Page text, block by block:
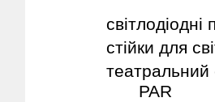
світлодіодні
стійки для
театральний
PAR